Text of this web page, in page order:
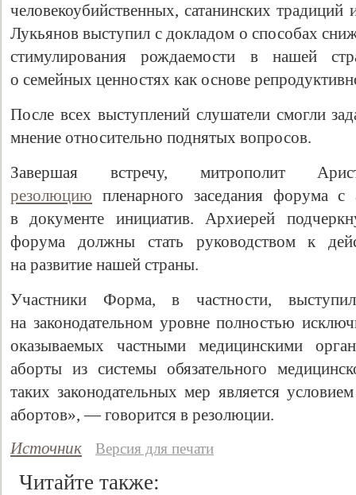
человекоубийственных, сатанинских
Лукьянов выступил с докладом о способах
стимулирования рождаемости в нашей
о семейных ценностях как основе
После всех выступлений слушатели смогли
мнение относительно поднятых вопросов.
Завершая встречу, митрополит
резолюцию пленарного заседания форума
в документе инициатив. Архиерей
форума должны стать руководством к
на развитие нашей страны.
Участники Форма, в частности,
на законодательном уровне полностью
оказываемых частными медицинскими
аборты из системы обязательного
таких законодательных мер является
абортов», — говорится в резолюции.
Источник
Версия для печати
Читайте также: